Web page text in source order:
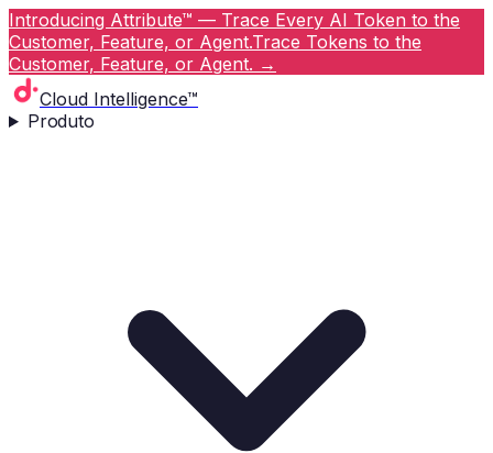
Introducing Attribute™ — Trace Every AI Token to the
Customer, Feature, or Agent.Trace Tokens to the
Customer, Feature, or Agent. →
Cloud Intelligence™
Produto